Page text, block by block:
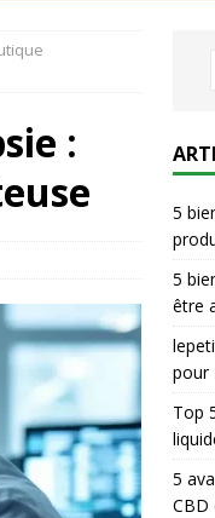
:
5
5
être
pour
Top
5
CBD